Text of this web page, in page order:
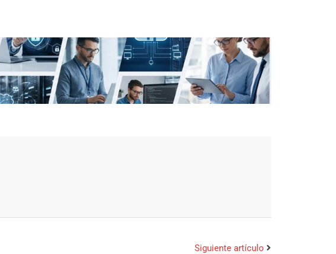
Siguiente artículo